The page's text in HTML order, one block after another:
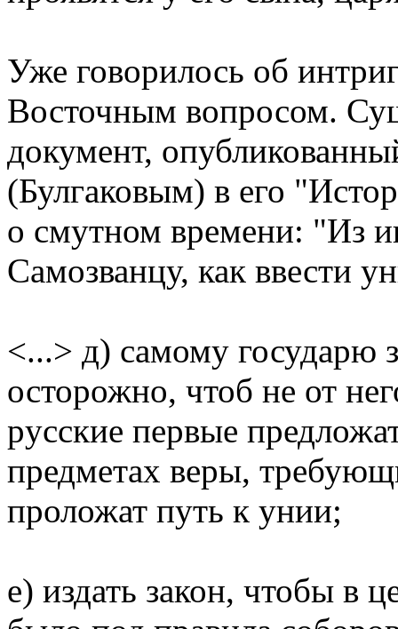
Уже говоpилось об
Восточным вопpосом.
документ,
(Булгаковым) в его
о смутном вpемени: "Из
Самозванцу, как ввести
<...> д) самому госудаpю
остоpожно, чтоб не от
pусские пеpвые
пpедметах веpы,
пpоложат путь к унии;
е) издать закон, чтобы в